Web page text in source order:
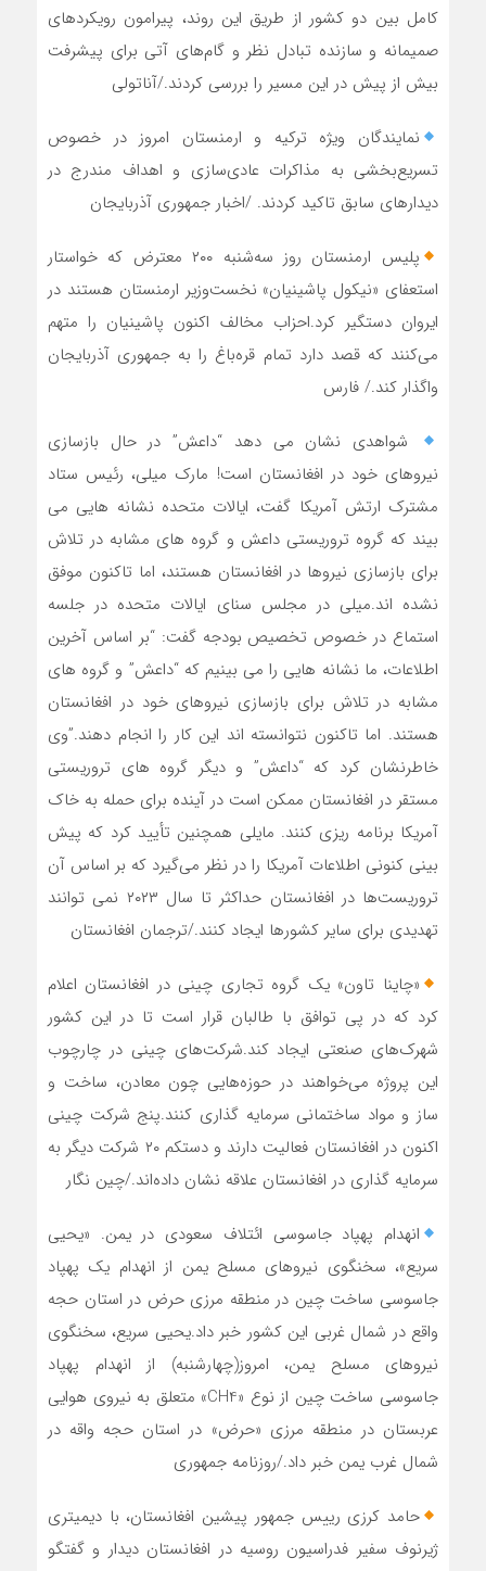
کامل بین دو کشور از طریق این روند، پیرامون رویکردهای
صمیمانه و سازنده تبادل نظر و گام‌های آتی برای پیشرفت
بیش از پیش در این مسیر را بررسی کردند./آناتولی
نمایندگان ویژه ترکیه و ارمنستان امروز در خصوص
تسریع‌بخشی به مذاکرات عادی‌سازی و اهداف مندرج در
دیدارهای سابق تاکید کردند. /اخبار جمهوری آذربایجان
پلیس ارمنستان روز سه‌شنبه ۲۰۰ معترض که خواستار
استعفای «نیکول پاشینیان» نخست‌وزیر ارمنستان هستند در
ایروان دستگیر کرد.احزاب مخالف اکنون پاشینیان را متهم
می‌کنند که قصد دارد تمام قره‌باغ را به جمهوری آذربایجان
واگذار کند./ فارس
شواهدی نشان می دهد “داعش” در حال بازسازی
نیروهای خود در افغانستان است! مارک میلی، رئیس ستاد
مشترک ارتش آمریکا گفت، ایالات متحده نشانه هایی می
بیند که گروه تروریستی داعش و گروه های مشابه در تلاش
برای بازسازی نیروها در افغانستان هستند، اما تاکنون موفق
نشده اند.میلی در مجلس سنای ایالات متحده در جلسه
استماع در خصوص تخصیص بودجه گفت: “بر اساس آخرین
اطلاعات، ما نشانه هایی را می بینیم که “داعش” و گروه های
مشابه در تلاش برای بازسازی نیروهای خود در افغانستان
هستند. اما تاکنون نتوانسته اند این کار را انجام دهند.”وی
خاطرنشان کرد که “داعش” و دیگر گروه های تروریستی
مستقر در افغانستان ممکن است در آینده برای حمله به خاک
آمریکا برنامه ریزی کنند. مایلی همچنین تأیید کرد که پیش‌
بینی کنونی اطلاعات آمریکا را در نظر می‌گیرد که بر اساس آن
تروریست‌ها در افغانستان حداکثر تا سال ۲۰۲۳ نمی ‌توانند
تهدیدی برای سایر کشورها ایجاد کنند./ترجمان افغانستان
«چاینا تاون» یک گروه تجاری چینی در افغانستان اعلام
کرد که در پی توافق با طالبان قرار است تا در این کشور
شهرک‌های صنعتی ایجاد کند.شرکت‌های چینی در چارچوب
این پروژه می‌خواهند در حوزه‌هایی چون معادن، ساخت و
ساز و مواد ساختمانی سرمایه گذاری کنند.پنج شرکت چینی
اکنون در افغانستان فعالیت دارند و دستکم ۲۰ شرکت دیگر به
سرمایه گذاری در افغانستان علاقه نشان داده‌اند./چین نگار
انهدام پهپاد جاسوسی ائتلاف سعودی در یمن. «یحیی
سریع»، سخنگوی نیروهای مسلح یمن از انهدام یک پهپاد
جاسوسی ساخت چین در منطقه مرزی حرض در استان حجه
واقع در شمال غربی این کشور خبر داد.یحیی سریع، سخنگوی
نیروهای مسلح یمن، امروز(چهارشنبه) از انهدام پهپاد
جاسوسی ساخت چین از نوع «CH4» متعلق به نیروی هوایی
عربستان در منطقه مرزی «حرض» در استان حجه واقه در
شمال غرب یمن خبر داد./روزنامه جمهوری
حامد کرزی رییس جمهور پیشین افغانستان، با دیمیتری
ژیرنوف سفیر فدراسیون روسیه در افغانستان دیدار و گفتگو